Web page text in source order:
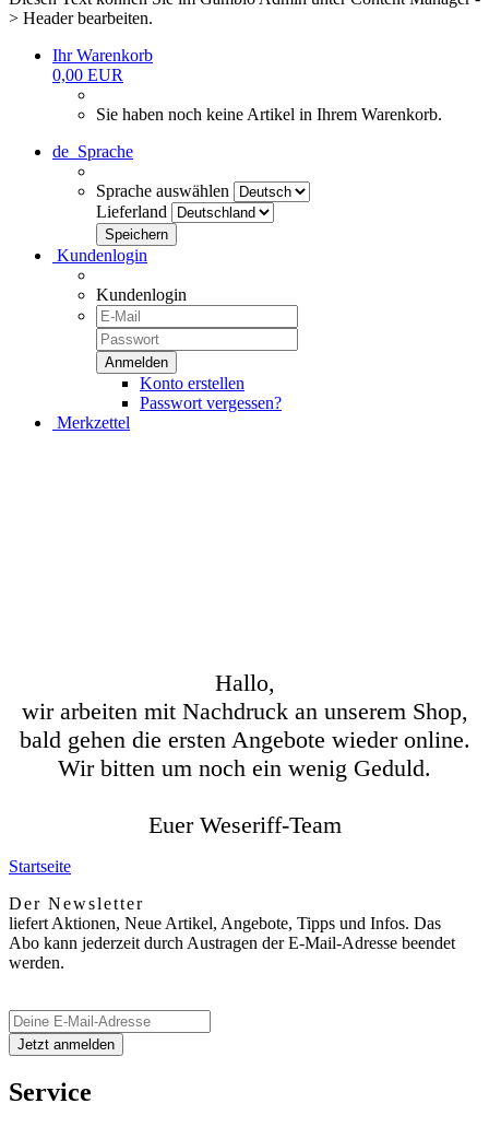
> Header bearbeiten.
Ihr Warenkorb
0,00 EUR
Sie haben noch keine Artikel in Ihrem Warenkorb.
de Sprache
Sprache auswählen
Lieferland
Kundenlogin
Kundenlogin
Konto erstellen
Passwort vergessen?
Merkzettel
Hallo,
wir arbeiten mit Nachdruck an unserem Shop,
bald gehen die ersten Angebote wieder online.
Wir bitten um noch ein wenig Geduld.
Euer Weseriff-Team
Startseite
Der Newsletter
liefert Aktionen, Neue Artikel, Angebote, Tipps und Infos. Das
Abo kann jederzeit durch Austragen der E-Mail-Adresse beendet
werden.
Service